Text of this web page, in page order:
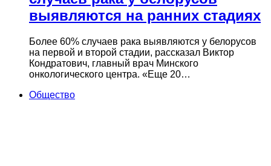
выявляются на ранних стадиях
Более 60% случаев рака выявляются у белорусов
на первой и второй стадии, рассказал Виктор
Кондратович, главный врач Минского
онкологического центра. «Еще 20…
Общество